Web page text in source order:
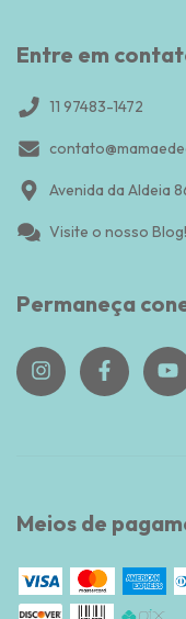
Entre em
11 97483-1472
Avenida da Aldeia
Visite o nosso Blog!
Permaneça
Meios de